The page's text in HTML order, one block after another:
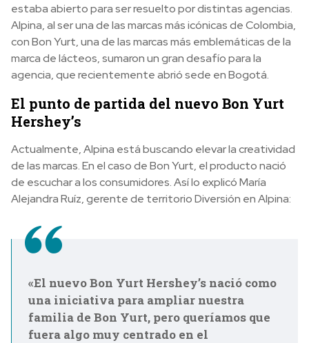
estaba abierto para ser resuelto por distintas agencias.
Alpina, al ser una de las marcas más icónicas de Colombia,
con Bon Yurt, una de las marcas más emblemáticas de la
marca de lácteos, sumaron un gran desafío para la
agencia, que recientemente abrió sede en Bogotá.
El punto de partida del nuevo Bon Yurt
Hershey’s
Actualmente, Alpina está buscando elevar la creatividad
de las marcas. En el caso de Bon Yurt, el producto nació
de escuchar a los consumidores. Así lo explicó María
Alejandra Ruíz, gerente de territorio Diversión en Alpina:
«El nuevo Bon Yurt Hershey’s nació como
una iniciativa para ampliar nuestra
familia de Bon Yurt, pero queríamos que
fuera algo muy centrado en el